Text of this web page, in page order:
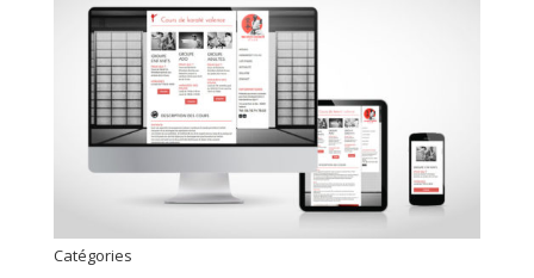
Catégories